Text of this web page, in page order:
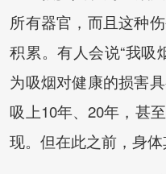
所有器官，而且这种
积累。有人会说“我吸
为吸烟对健康的损害
吸上10年、20年，甚
现。但在此之前，身体